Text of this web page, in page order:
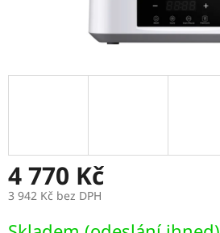
4 770 Kč
3 942 Kč bez DPH